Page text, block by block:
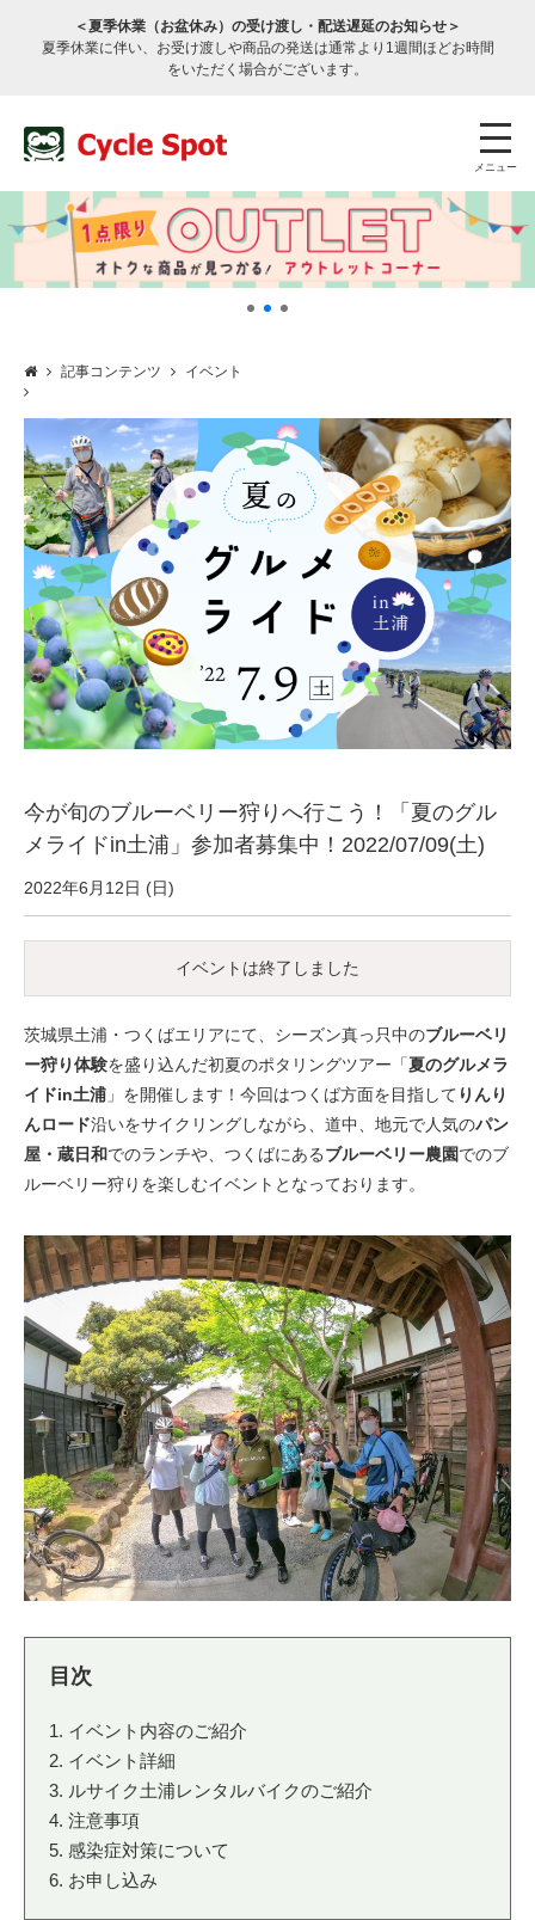
＜夏季休業（お盆休み）の受け渡し・配送遅延のお知らせ＞
夏季休業に伴い、お受け渡しや商品の発送は通常より1週間ほどお時間
をいただく場合がございます。
メニュー
サービスのご案内
サービス全般
修理・メンテナンス工賃
盗難保証
オリジナル自転車
PB全車種カタログ
Norwayシリーズ
コンテンツ
イベント
特集
メディア
求人情報
募集中の求人情報
法人様
法人様向け割引
その他
お問い合わせ
記事コンテンツ イベント
今が旬のブルーベリー狩りへ行こう！「夏のグル
メライドin土浦」参加者募集中！2022/07/09(土)
2022年6月12日 (日)
イベントは終了しました
茨城県土浦・つくばエリアにて、シーズン真っ只中のブルーベリ
ー狩り体験を盛り込んだ初夏のポタリングツアー「夏のグルメラ
イドin土浦 」を開催します！今回はつくば方面を目指して りんり
んロード沿いをサイクリングしながら、道中、地元で人気のパン
屋・蔵日和でのランチや、つくばにあるブルーベリー農園でのブ
ルーベリー狩りを楽しむイベントとなっております。
イベント内容のご紹介
イベント詳細
ルサイク土浦レンタルバイクのご紹介
注意事項
感染症対策について
お申し込み